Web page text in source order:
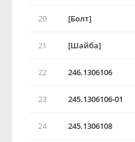
20 [Болт]
21 [Шайба]
22 246.1306106
23 245.1306106-01
24 245.1306108